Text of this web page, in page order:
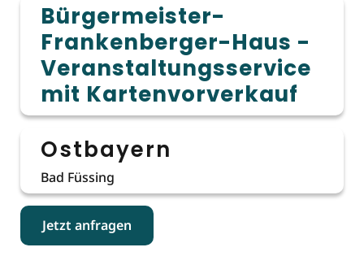
Bürgermeister-
Frankenberger-Haus -
Veranstaltungsservice
mit Kartenvorverkauf
Ostbayern
Bad Füssing
Jetzt anfragen